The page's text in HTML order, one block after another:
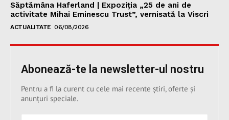
Săptămâna Haferland | Expoziţia „25 de ani de
activitate Mihai Eminescu Trust”, vernisată la Viscri
ACTUALITATE 06/08/2026
Abonează-te la newsletter-ul nostru
Pentru a fi la curent cu cele mai recente știri, oferte și
anunțuri speciale.